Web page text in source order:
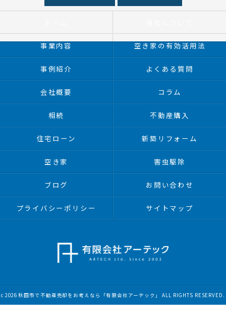
事業内容 空き家の有効活用法
事例紹介 よくある質問
会社概要 コラム
相続 不動産購入
住宅ローン 新築リフォーム
空き家 害虫駆除
ブログ お問い合わせ
プライバシーポリシー サイトマップ
c 2026 秋田市で不動産売却をお考えなら「有限会社アーテック」 ALL RIGHTS RESERVED.